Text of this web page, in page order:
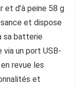
et d’à peine 58 g
et dispose
sa batterie
un port USB-
revue les
et